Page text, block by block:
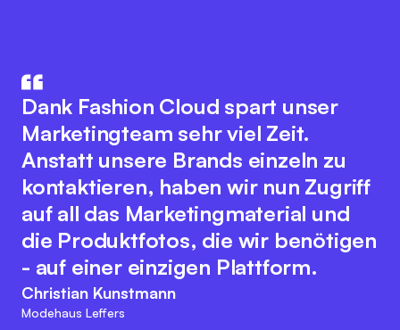
Die Integration unseres
Warenwirtschaftssystem mit
Fashion Cloud hat unsere internen
Abläufe deutlich verbessert. Wir
haben nun Bilder zu den einzelnen
Artikeln im System, was das interne
Reporting, unser
Retourenmanagement und die
Nachorder deutlich vereinfacht.
Marc Ramelow
Dank Fashion Cloud spart unser
Marketingteam sehr viel Zeit.
Anstatt unsere Brands einzeln zu
kontaktieren, haben wir nun Zugriff
auf all das Marketingmaterial und
die Produktfotos, die wir benötigen
- auf einer einzigen Plattform.
Christian Kunstmann
Modehaus Leffers
innovative Plattformgedanke
fördert eine nahtlose
Zusammenarbeit aller
Branchenakteure zur Optimierung
digitaler Prozesse. Dabei bewahrt
sich das Team der Fashion Cloud
ihren kundenfreundlichen und
agilen Charakter. Diese
Herangehensweise passt zu den